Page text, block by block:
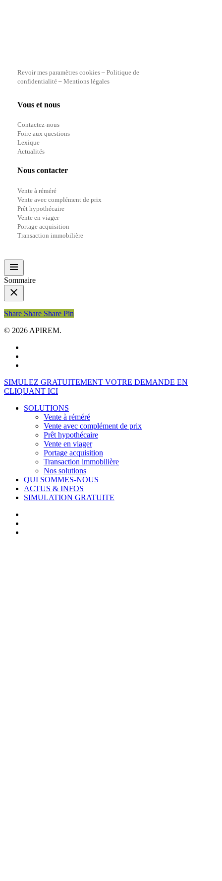
Revoir mes paramètres cookies– Politique de
confidentialité – Mentions légales
Vous et nous
Contactez-nous
Foire aux questions
Lexique
Actualités
Nous contacter
Vente à réméré
Vente avec complément de prix
Prêt hypothécaire
Vente en viager
Portage acquisition
Transaction immobilière
Sommaire
Share
Share Share Share Pin
© 2026 APIREM.
Close
Menu
SIMULEZ GRATUITEMENT VOTRE DEMANDE EN
CLIQUANT ICI
SOLUTIONS
Vente à réméré
Vente avec complément de prix
Prêt hypothécaire
Vente en viager
Portage acquisition
Transaction immobilière
Nos solutions
QUI SOMMES-NOUS
ACTUS & INFOS
SIMULATION GRATUITE